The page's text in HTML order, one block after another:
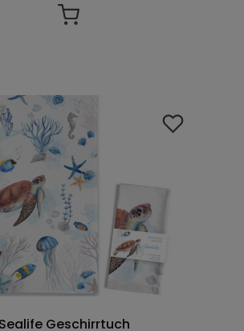
Sealife Geschirrtuch